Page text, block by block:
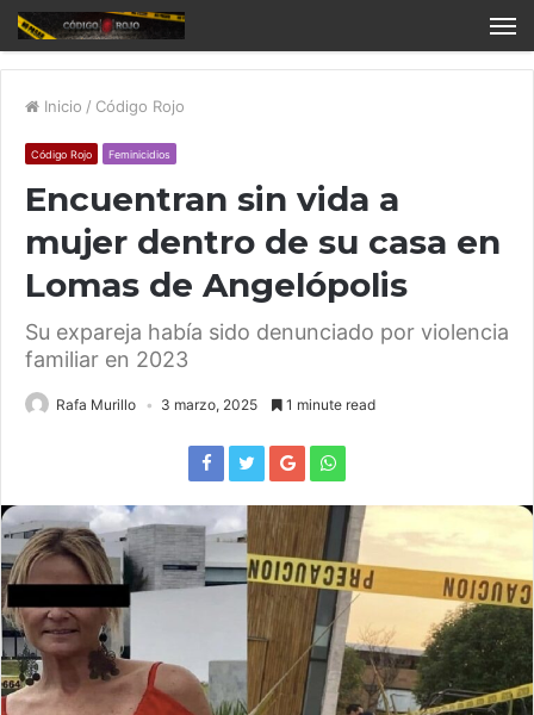
Inicio / Código Rojo
Código Rojo Feminicidios
Encuentran sin vida a
mujer dentro de su casa en
Lomas de Angelópolis
Su expareja había sido denunciado por violencia
familiar en 2023
Rafa Murillo 3 marzo, 2025 1 minute read